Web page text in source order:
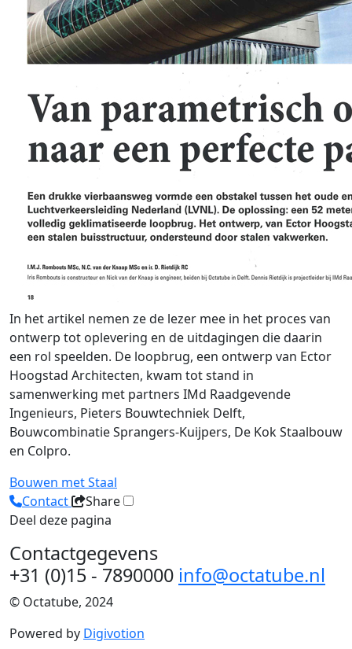
In het artikel nemen ze de lezer mee in het proces van
ontwerp tot oplevering en de uitdagingen die daarin
een rol speelden. De loopbrug, een ontwerp van Ector
Hoogstad Architecten, kwam tot stand in
samenwerking met partners IMd Raadgevende
Ingenieurs, Pieters Bouwtechniek Delft,
Bouwcombinatie Sprangers-Kuijpers, De Kok Staalbouw
en Colpro.
Bouwen met Staal
Contact
Share
Deel deze pagina
Contactgegevens
+31 (0)15 - 7890000 info@octatube.nl
© Octatube, 2024
Powered by Digivotion